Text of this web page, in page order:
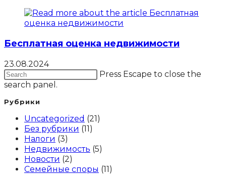
Бесплатная оценка недвижимости
23.08.2024
Press Escape to close the
search panel.
Рубрики
Uncategorized (21)
Без рубрики (11)
Налоги (3)
Недвижимость (5)
Новости (2)
Семейные споры (11)